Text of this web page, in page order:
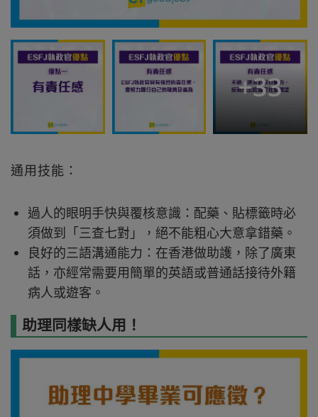
+33
通用技能：
過人的眼明手快與覆核意識：配藥、貼標籤時必
須做到「三查七對」，絕不能粗心大意拿錯藥。
良好的三語溝通能力：在香港做助護，除了廣東
話，亦經常需要用簡單的英語或普通話接待外籍
病人或遊客。
助理同樣缺人用！